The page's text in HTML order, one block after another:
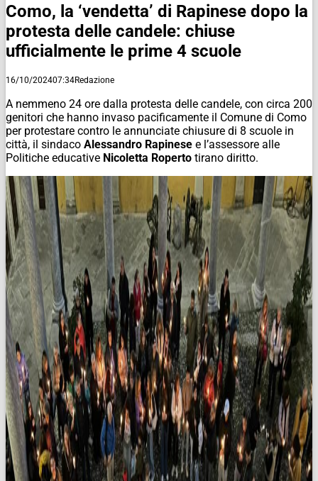
Como, la ‘vendetta’ di Rapinese dopo la
protesta delle candele: chiuse
ufficialmente le prime 4 scuole
16/10/202407:34Redazione
A nemmeno 24 ore dalla protesta delle candele, con circa 200
genitori che hanno invaso pacificamente il Comune di Como
per protestare contro le annunciate chiusure di 8 scuole in
città, il sindaco Alessandro Rapinese e l’assessore alle
Politiche educative Nicoletta Roperto tirano diritto.